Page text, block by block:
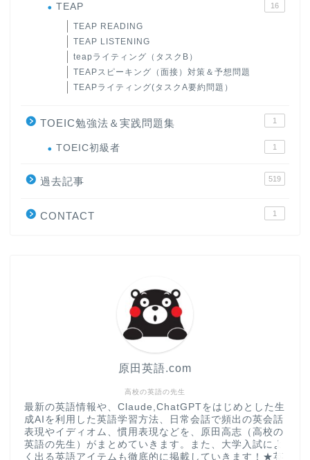
TEAP 16
TEAP READING
TEAP LISTENING
teapライティング（タスクB）
TEAPスピーキング（面接）対策＆予想問題
TEAPライティング(タスクA要約問題）
TOEIC勉強法＆実践問題集 1
TOEIC初級者 1
過去記事 519
CONTACT 1
高校の英語の先生
原田英語.com
最新の英語情報や、Claude,ChatGPTをはじめとした生
成AIを利用した英語学習方法、日常会話で頻出の英会話
表現やイディオム、慣用表現などを、原田高志（高校の
英語の先生）がまとめていきます。また、大学入試によ
く出る英語アイテムも徹底的に掲載していきます！★英
大学入試英語対策講座
英語名言・格言・カッコい
い英語＆素敵な英文フレー
CONTACT